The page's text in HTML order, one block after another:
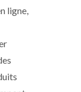
ligne,